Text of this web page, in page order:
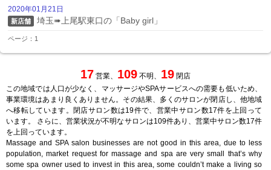
2020年01月21日
新店舗 埼玉➠上尾駅東口の「Baby girl」
ページ：1
17 営業、 109 不明、 19 閉店
この地域では人口が少なく、マッサージやSPAサービスへの需要も低いため、
事業環境はあまり良くありません。その結果、多くのサロンが閉店し、他地域
へ移転しています。閉店サロン数は19件で、営業中サロン数17件を上回って
います。 さらに、営業状況が不明なサロンは109件あり、営業中サロン数17件
を上回っています。
Massage and SPA salon businesses are not good in this area, due to less
population, market request for massage and spa are very small that’s why
some spa owner used to invest in this area, some couldn’t make a living so